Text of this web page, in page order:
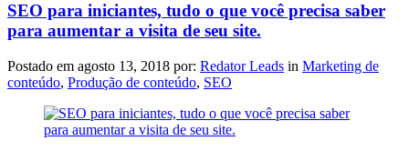
SEO para iniciantes, tudo o que você precisa saber
para aumentar a visita de seu site.
Postado em agosto 13, 2018 por: Redator Leads in Marketing de
conteúdo, Produção de conteúdo, SEO